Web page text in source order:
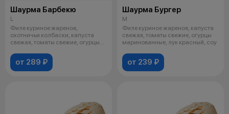
Шаурма Барбекю
L
Филе куриное жареное,
охотничьи колбаски, капуста
свежая, томаты свежие, огурцы
от 289 ₽
Шаурма Бургер
M
Филе куриное жареное, капуста
свежая, томаты свежие, огурцы
маринованные, лук красный, соу
от 239 ₽